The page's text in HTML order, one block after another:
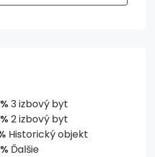
3 izbový byt
2 izbový byt
Historický objekt
Ďalšie